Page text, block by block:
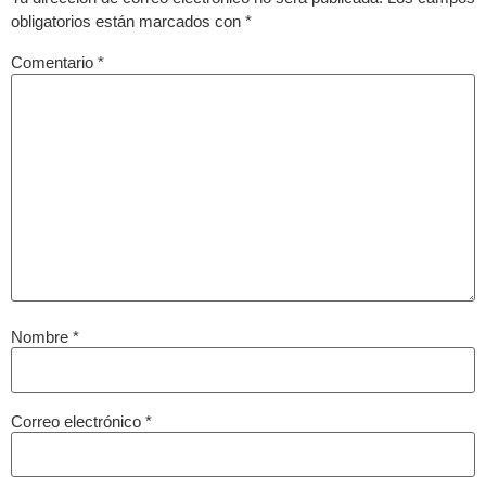
obligatorios están marcados con *
Comentario *
Nombre *
Correo electrónico *